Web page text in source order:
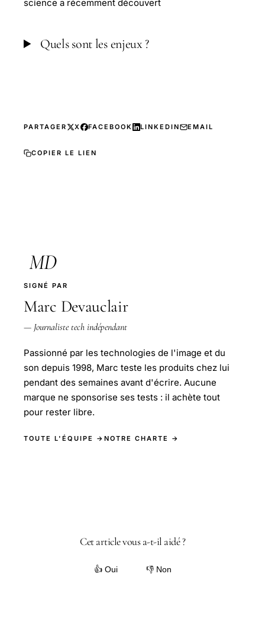
science a récemment découvert
Quels sont les enjeux ?
PARTAGER X FACEBOOK LINKEDIN EMAIL
COPIER LE LIEN
MD
SIGNÉ PAR
Marc Devauclair
— Journaliste tech indépendant
Passionné par les technologies de l'image et du
son depuis 1998, Marc teste les produits chez lui
pendant des semaines avant d'écrire. Aucune
marque ne sponsorise ses tests : il achète tout
pour rester libre.
TOUTE L'ÉQUIPE → NOTRE CHARTE →
Cet article vous a-t-il aidé ?
👍 Oui 👎 Non